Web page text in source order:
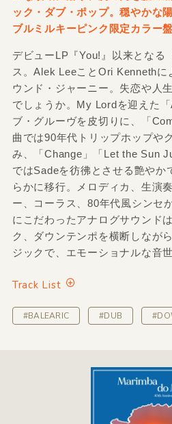
ック・ダブ・ポップ。穏やかな
ブルミルキーピンク限定カラー盤
デビューLP『You!』以来となる
ス。Alek LeeことOri Kennethに
ウンド・ジャーニー。失恋や人
でしょうか。My Lordを迎えた
ブ・グルーヴを皮切りに、「
曲では90年代トリップホップや
み、「Change」「Let the Sun
ではSadeを彷彿とさせる艶やか
らかに移行。メロディカ、生演
ー、コーラス、80年代風シンセ
にこだわったアナログサウンド
ク、ダウンテンポを横断しなが
ジックで、エモーショナルな音
Track List
#BALEARIC #DUB